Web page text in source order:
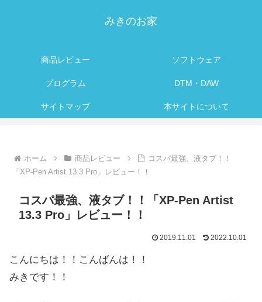
みきのお家
商品レビュー ソフトウェア
プログラム DTM・DAW
サイトマップ 本サイトについて
ホーム 商品レビュー
コスパ最強、液タブ！！
「XP-Pen Artist 13.3 Pro」レビュー！！
コスパ最強、液タブ！！「XP-Pen Artist
13.3 Pro」レビュー！！
2019.11.01 2022.10.01
こんにちは！！こんばんは！！
みきです！！